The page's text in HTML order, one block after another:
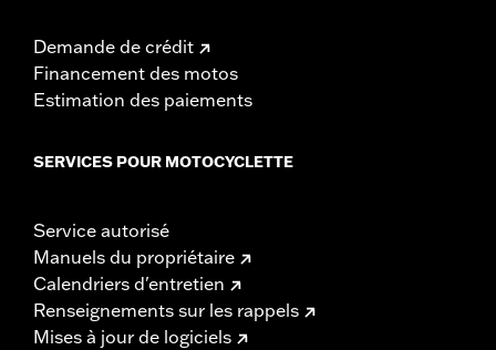
Demande de crédit
Financement des motos
Estimation des paiements
SERVICES POUR MOTOCYCLETTE
Service autorisé
Manuels du propriétaire
Calendriers d'entretien
Renseignements sur les rappels
Mises à jour de logiciels